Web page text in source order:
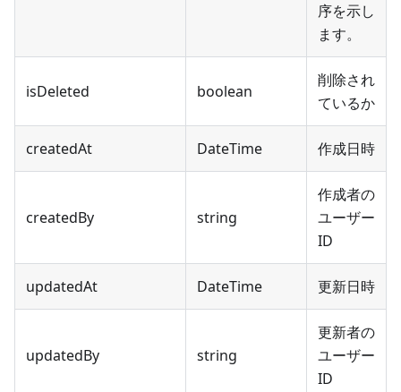
序を示し
ます。
isDeleted boolean
削除され
ているか
createdAt DateTime 作成日時
createdBy string
作成者の
ユーザー
ID
updatedAt DateTime 更新日時
updatedBy string
更新者の
ユーザー
ID